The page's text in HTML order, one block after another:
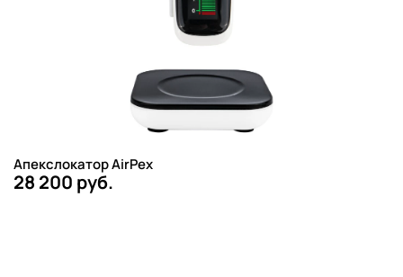
Апекслокатор AirPex
28 200 руб.